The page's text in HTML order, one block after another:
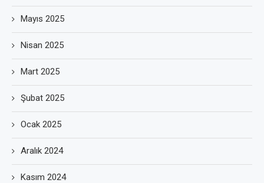
Mayıs 2025
Nisan 2025
Mart 2025
Şubat 2025
Ocak 2025
Aralık 2024
Kasım 2024